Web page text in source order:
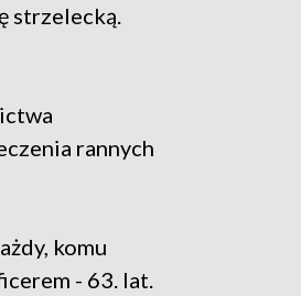
strzelecką.
rannych
komu
- 63. lat.